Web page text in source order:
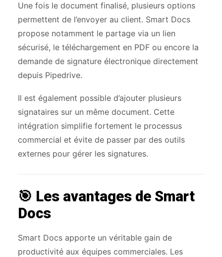
Une fois le document finalisé, plusieurs options
permettent de l’envoyer au client. Smart Docs
propose notamment le partage via un lien
sécurisé, le téléchargement en PDF ou encore la
demande de signature électronique directement
depuis Pipedrive.
Il est également possible d’ajouter plusieurs
signataires sur un même document. Cette
intégration simplifie fortement le processus
commercial et évite de passer par des outils
externes pour gérer les signatures.
🎯 Les avantages de Smart
Docs
Smart Docs apporte un véritable gain de
productivité aux équipes commerciales. Les